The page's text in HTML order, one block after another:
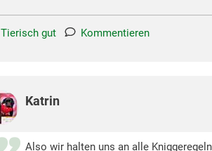
Tierisch gut Kommentieren
Katrin
Also wir halten uns an alle